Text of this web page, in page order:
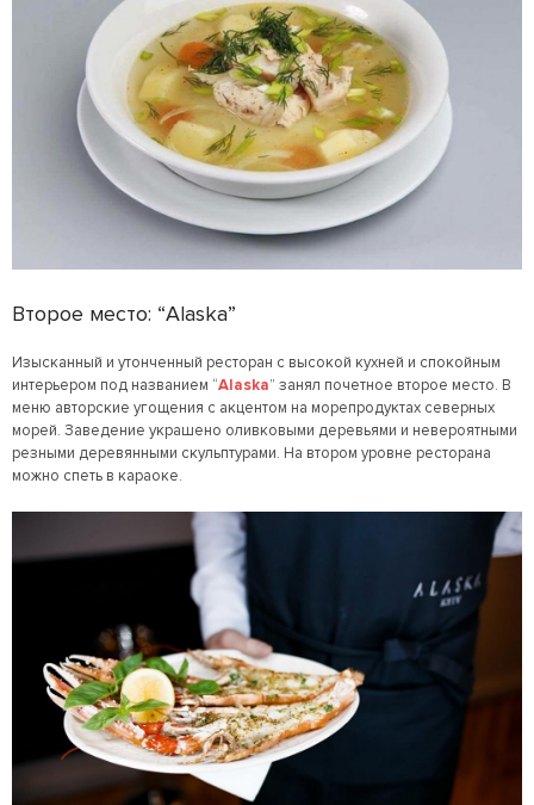
Второе место: “Alaska”
Изысканный и утонченный ресторан с высокой кухней и спокойным
интерьером под названием “Alaska” занял почетное второе место. В
меню авторские угощения с акцентом на морепродуктах северных
морей. Заведение украшено оливковыми деревьями и невероятными
резными деревянными скульптурами. На втором уровне ресторана
можно спеть в караоке.